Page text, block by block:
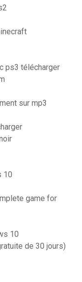
ps3 télécharger
sur mp3
10
game for
10
de 30 jours)